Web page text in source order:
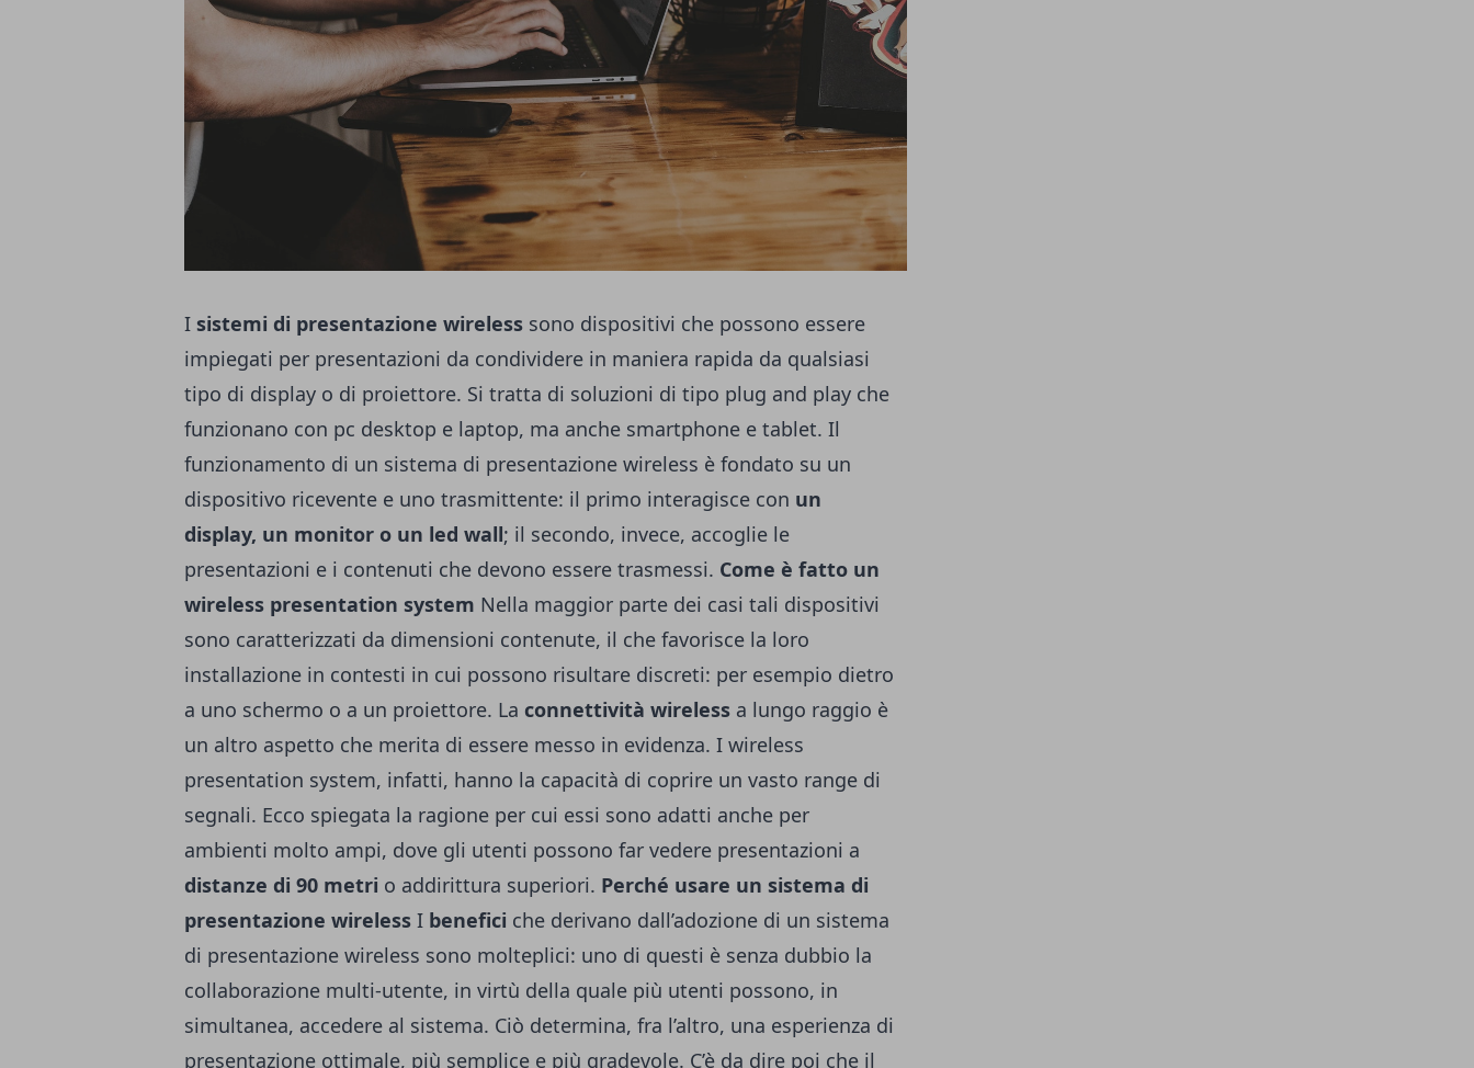
I sistemi di presentazione wireless sono dispositivi che possono essere
impiegati per presentazioni da condividere in maniera rapida da qualsiasi
tipo di display o di proiettore. Si tratta di soluzioni di tipo plug and play che
funzionano con pc desktop e laptop, ma anche smartphone e tablet. Il
funzionamento di un sistema di presentazione wireless è fondato su un
dispositivo ricevente e uno trasmittente: il primo interagisce con un
display, un monitor o un led wall; il secondo, invece, accoglie le
presentazioni e i contenuti che devono essere trasmessi. Come è fatto un
wireless presentation system Nella maggior parte dei casi tali dispositivi
sono caratterizzati da dimensioni contenute, il che favorisce la loro
installazione in contesti in cui possono risultare discreti: per esempio dietro
a uno schermo o a un proiettore. La connettività wireless a lungo raggio è
un altro aspetto che merita di essere messo in evidenza. I wireless
presentation system, infatti, hanno la capacità di coprire un vasto range di
segnali. Ecco spiegata la ragione per cui essi sono adatti anche per
ambienti molto ampi, dove gli utenti possono far vedere presentazioni a
distanze di 90 metri o addirittura superiori. Perché usare un sistema di
presentazione wireless I benefici che derivano dall’adozione di un sistema
di presentazione wireless sono molteplici: uno di questi è senza dubbio la
collaborazione multi-utente, in virtù della quale più utenti possono, in
simultanea, accedere al sistema. Ciò determina, fra l’altro, una esperienza di
presentazione ottimale, più semplice e più gradevole. C’è da dire poi che il